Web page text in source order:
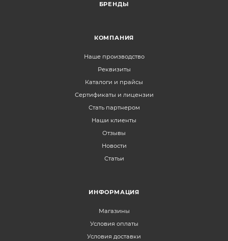
БРЕНДЫ
КОМПАНИЯ
Наше производство
Реквизиты
Каталоги и прайсы
Сертификаты и лицензии
Стать партнером
Наши клиенты
Отзывы
Новости
Статьи
ИНФОРМАЦИЯ
Магазины
Условия оплаты
Условия доставки